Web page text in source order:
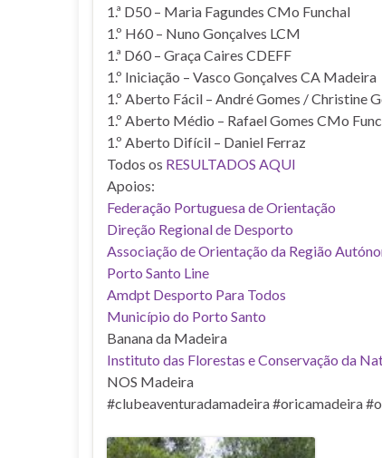
1.ª D50 – Maria Fagundes CMo Funchal
1.º H60 – Nuno Gonçalves LCM
1.ª D60 – Graça Caires CDEFF
1.º Iniciação – Vasco Gonçalves CA Madeira
1.º Aberto Fácil – André Gomes / Christine
1.º Aberto Médio – Rafael Gomes CMo
1.º Aberto Difícil – Daniel Ferraz
Todos os RESULTADOS AQUI
Apoios:
Federação Portuguesa de Orientação
Direção Regional de Desporto
Associação de Orientação da Região
Porto Santo Line
Amdpt Desporto Para Todos
Município do Porto Santo
Banana da Madeira
Instituto das Florestas e Conservação da
NOS Madeira
#clubeaventuradamadeira #oricamadeira